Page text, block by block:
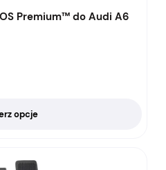
Premium™ do Audi A6
opcje